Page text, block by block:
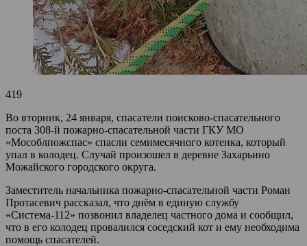
419
Во вторник, 24 января, спасатели поисково-спасательного
поста 308-й пожарно-спасательной части ГКУ МО
«Мособлпожспас» спасли семимесячного котенка, который
упал в колодец. Случай произошел в деревне Захарьино
Можайского городского округа.
Заместитель начальника пожарно-спасательной части Роман
Протасевич рассказал, что днём в единую службу
«Система-112» позвонил владелец частного дома и сообщил,
что в его колодец провалился соседский кот и ему необходима
помощь спасателей.